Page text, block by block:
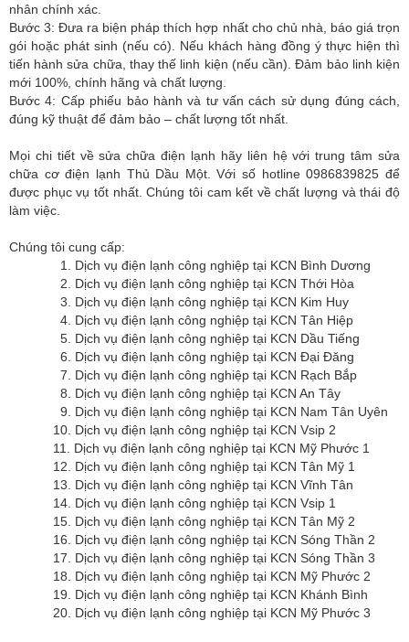
nhân chính xác.
Bước 3: Đưa ra biện pháp thích hợp nhất cho chủ nhà, báo giá trọn
gói hoặc phát sinh (nếu có). Nếu khách hàng đồng ý thực hiện thì
tiến hành sửa chữa, thay thế linh kiện (nếu cần). Đảm bảo linh kiện
mới 100%, chính hãng và chất lượng.
Bước 4: Cấp phiếu bảo hành và tư vấn cách sử dụng đúng cách,
đúng kỹ thuật để đảm bảo – chất lượng tốt nhất.
Mọi chi tiết về sửa chữa điện lạnh hãy liên hệ với trung tâm sửa
chữa cơ điện lạnh Thủ Dầu Một. Với số hotline 0986839825 để
được phục vụ tốt nhất. Chúng tôi cam kết về chất lượng và thái độ
làm việc.
Chúng tôi cung cấp:
1. Dịch vụ điện lạnh công nghiệp tại KCN Bình Dương
2. Dịch vụ điện lạnh công nghiệp tại KCN Thới Hòa
3. Dịch vụ điện lạnh công nghiệp tại KCN Kim Huy
4. Dịch vụ điện lạnh công nghiệp tại KCN Tân Hiệp
5. Dịch vụ điện lạnh công nghiệp tại KCN Dầu Tiếng
6. Dịch vụ điện lạnh công nghiệp tại KCN Đại Đăng
7. Dịch vụ điện lạnh công nghiệp tại KCN Rạch Bắp
8. Dịch vụ điện lạnh công nghiệp tại KCN An Tây
9. Dịch vụ điện lạnh công nghiệp tại KCN Nam Tân Uyên
10. Dịch vụ điện lạnh công nghiệp tại KCN Vsip 2
11. Dịch vụ điện lạnh công nghiệp tại KCN Mỹ Phước 1
12. Dịch vụ điện lạnh công nghiệp tại KCN Tân Mỹ 1
13. Dịch vụ điện lạnh công nghiệp tại KCN Vĩnh Tân
14. Dịch vụ điện lạnh công nghiệp tại KCN Vsip 1
15. Dịch vụ điện lạnh công nghiệp tại KCN Tân Mỹ 2
16. Dịch vụ điện lạnh công nghiệp tại KCN Sóng Thần 2
17. Dịch vụ điện lạnh công nghiệp tại KCN Sóng Thần 3
18. Dịch vụ điện lạnh công nghiệp tại KCN Mỹ Phước 2
19. Dịch vụ điện lạnh công nghiệp tại KCN Khánh Bình
20. Dịch vụ điện lạnh công nghiệp tại KCN Mỹ Phước 3